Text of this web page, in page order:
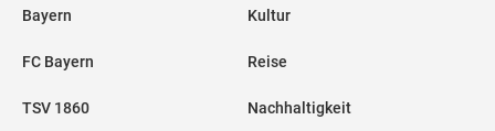
Bayern
FC Bayern
TSV 1860
Kultur
Reise
Nachhaltigkeit